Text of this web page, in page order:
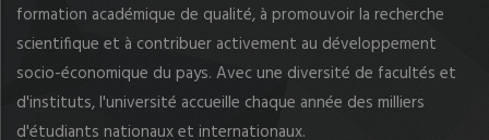
formation académique de qualité, à promouvoir la recherche
scientifique et à contribuer activement au développement
socio-économique du pays. Avec une diversité de facultés et
d'instituts, l'université accueille chaque année des milliers
d'étudiants nationaux et internationaux.